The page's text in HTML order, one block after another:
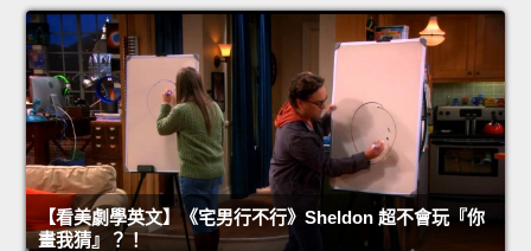
【看美劇學英文】《宅男行不行》Sheldon 超不會玩『你
畫我猜』？！